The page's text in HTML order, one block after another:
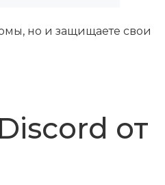
но и защищаете свои
от